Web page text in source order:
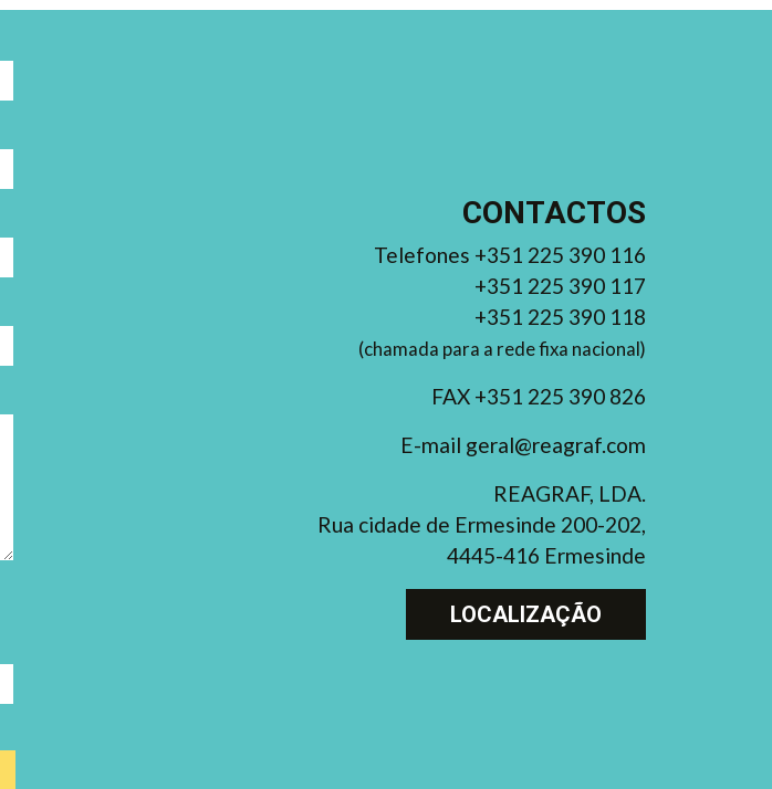
CONTACTOS
Telefones +351 225 390 116
+351 225 390 117
+351 225 390 118
(chamada para a rede fixa nacional)
FAX +351 225 390 826
E-mail geral@reagraf.com
REAGRAF, LDA.
Rua cidade de Ermesinde 200-202,
4445-416 Ermesinde
LOCALIZAÇÃO